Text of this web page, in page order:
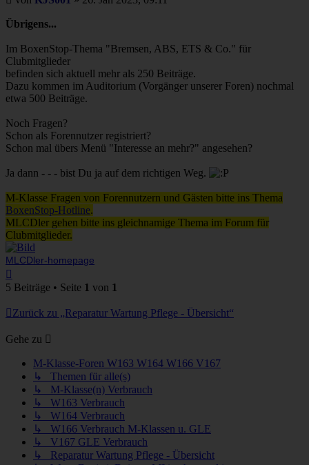
Übrigens...
Im BoxenStop-Thema "Bremsen, ABS, ETS & Co." für
Clubmitglieder
befinden sich aktuell mehr als 250 Beiträge.
Dazu kommen im Auditorium (Vorgänger unserer Foren) nochmal
etwa 500 Beiträge.
Noch Fragen?
Schon als Forennutzer registriert?
Schon mal übers Menü "Interesse an mehr?" angesehen?
Ja dann - - - bist Du ja auf dem richtigen Weg.
M-Klasse Fragen von Forennutzern und Gästen bitte ins Thema
BoxenStop-Hotline.
MLCDler gehen bitte ins gleichnamige Thema im Forum für
Clubmitglieder.
MLCDler-homepage
oben
5 Beiträge • Seite 1 von 1
Zurück zu „Reparatur Wartung Pflege - Übersicht“
Gehe zu
M-Klasse-Foren W163 W164 W166 V167
↳ Themen für alle(s)
↳ M-Klasse(n) Verbrauch
↳ W163 Verbrauch
↳ W164 Verbrauch
↳ W166 Verbrauch M-Klassen u. GLE
↳ V167 GLE Verbrauch
↳ Reparatur Wartung Pflege - Übersicht